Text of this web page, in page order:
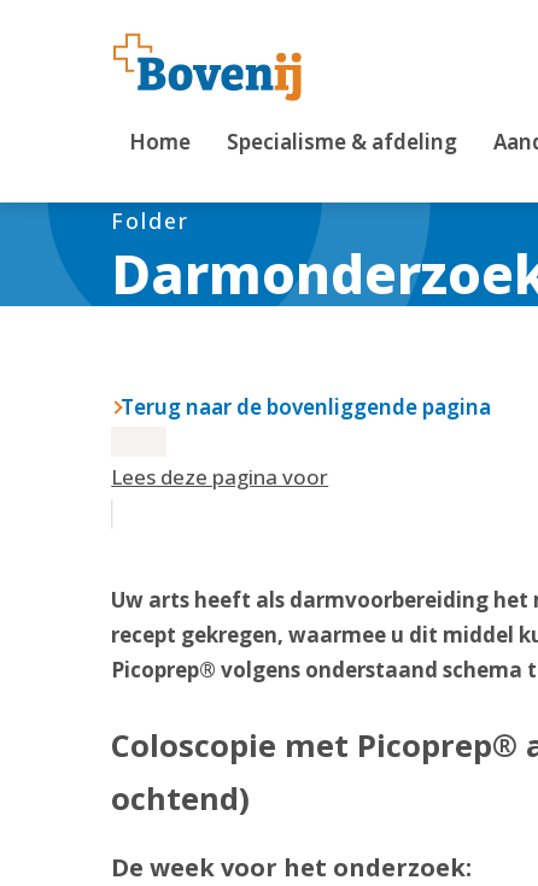
Home Specialisme & afdeling
Folder
Terug naar de bovenliggende pagina
Lees deze pagina voor
Uw arts heeft als darmvoorbereiding het
recept gekregen, waarmee u dit middel
Picoprep® volgens onderstaand
Coloscopie met Picoprep®
ochtend)
De week voor het onderzoek: